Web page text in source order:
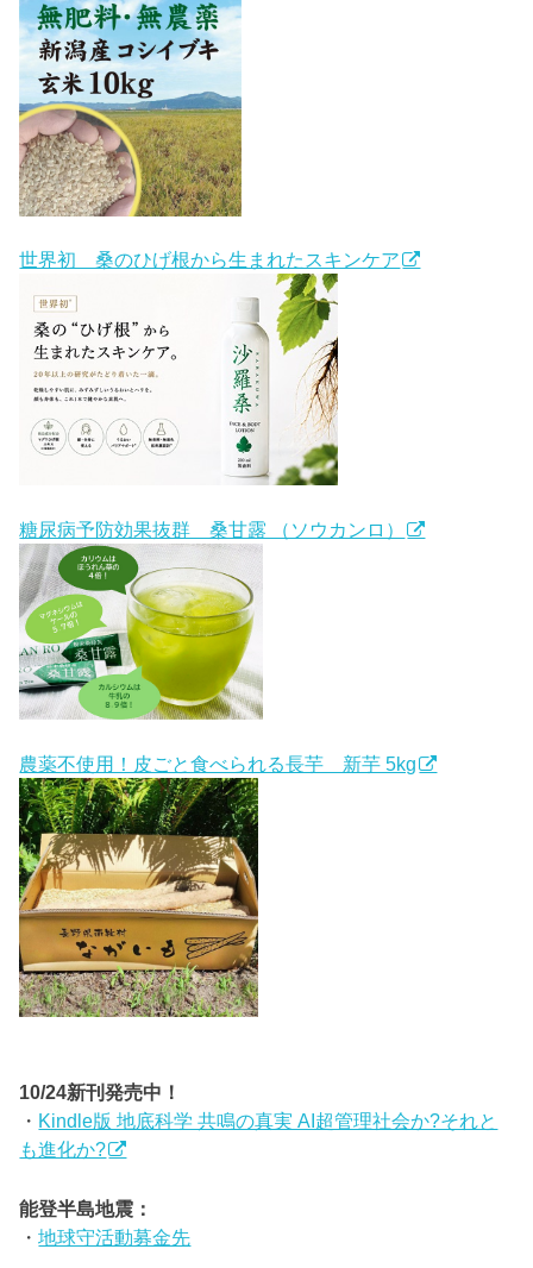
世界初 桑のひげ根から生まれたスキンケア
糖尿病予防効果抜群 桑甘露 （ソウカンロ）
農薬不使用！皮ごと食べられる長芋 新芋 5kg
10/24新刊発売中！
・ Kindle版 地底科学 共鳴の真実 AI超管理社会か?それと
も進化か?
能登半島地震：
・地球守活動募金先